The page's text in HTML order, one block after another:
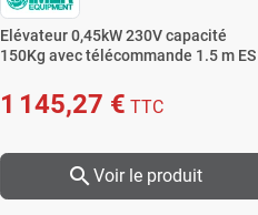
Elévateur 0,45kW 230V capacité
150Kg avec télécommande 1.5 m ES
1 145,27 € TTC
searchVoir le produit